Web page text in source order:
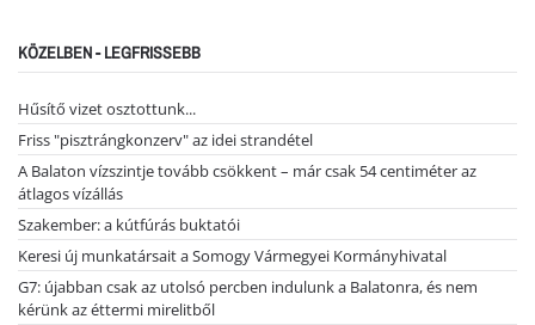
KÖZELBEN - LEGFRISSEBB
Hűsítő vizet osztottunk...
Friss "pisztrángkonzerv" az idei strandétel
A Balaton vízszintje tovább csökkent – már csak 54 centiméter az
átlagos vízállás
Szakember: a kútfúrás buktatói
Keresi új munkatársait a Somogy Vármegyei Kormányhivatal
G7: újabban csak az utolsó percben indulunk a Balatonra, és nem
kérünk az éttermi mirelitből